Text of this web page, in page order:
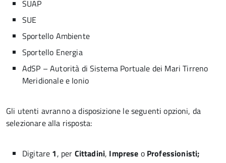
SUAP
SUE
Sportello Ambiente
Sportello Energia
AdSP – Autorità di Sistema Portuale dei Mari Tirreno
Meridionale e Ionio
Gli utenti avranno a disposizione le seguenti opzioni, da
selezionare alla risposta:
Digitare 1, per Cittadini, Imprese o Professionisti;